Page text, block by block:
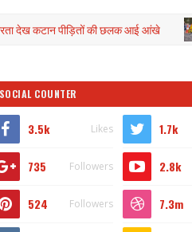
की छलक आई आंखे NEWS
SOCIAL COUNTER
3.5k Likes 1.7k
735 Followers 2.8k
524 Followers 7.3m